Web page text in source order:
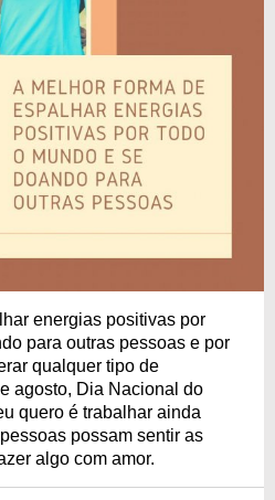
energias positivas por
para outras pessoas e por
qualquer tipo de
agosto, Dia Nacional do
quero é trabalhar ainda
possam sentir as
algo com amor.